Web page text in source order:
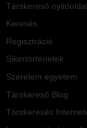
Társkereső nyitóoldal
Keresés
Regisztráció
Sikertörténetek
Szerelem egyetem
Társkereső Blog
Társkeresés